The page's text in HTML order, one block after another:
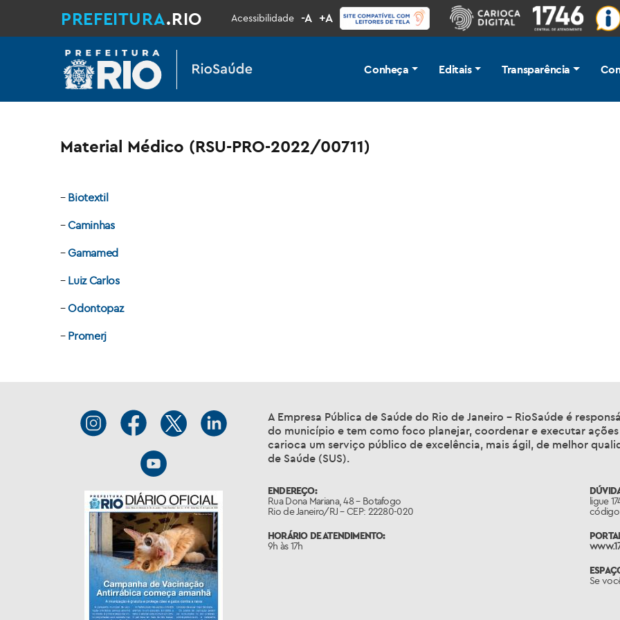
PREFEITURA.RIO Acessibilidade -A +A
Conheça Editais Transparência
Material Médico (RSU-PRO-2022/00711)
– Biotextil
–Caminhas
–Gamamed
– Luiz Carlos
–Odontopaz
– Promerj
A Empresa Pública de Saúde do Rio de Janeiro – RioSaúde é
do município e tem como foco planejar, coordenar e executar
carioca um serviço público de excelência, mais ágil, de melhor
de Saúde (SUS).
ENDEREÇO:
Rua Dona Mariana, 48 – Botafogo
Rio de Janeiro/RJ – CEP: 22280-020
HORÁRIO DE ATENDIMENTO:
9h às 17h
ligue
código
Se